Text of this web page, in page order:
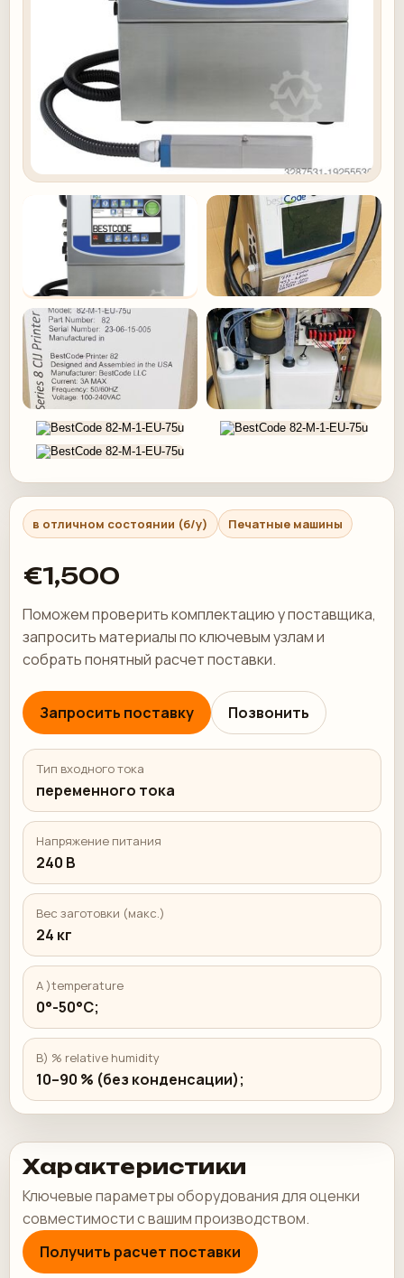
в отличном состоянии (б/у) Печатные машины
€1,500
Поможем проверить комплектацию у поставщика,
запросить материалы по ключевым узлам и
собрать понятный расчет поставки.
Запросить поставку Позвонить
Тип входного тока
переменного тока
Напряжение питания
240 В
Вес заготовки (макс.)
24 кг
A )temperature
0°-50°С;
B) % relative humidity
10–90 % (без конденсации);
Характеристики
Ключевые параметры оборудования для оценки
совместимости с вашим производством.
Получить расчет поставки